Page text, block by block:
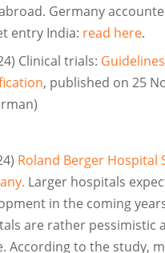
Germany
entry India: read here.
Clinical trials:
, published on 25
Roland Berger Hospital
Larger hospitals
in the coming
are rather pessimistic
According to the study,